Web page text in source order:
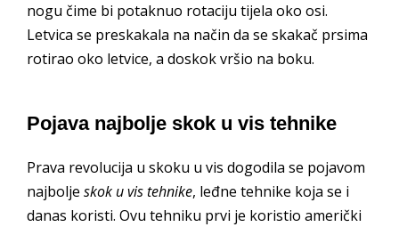
nogu čime bi potaknuo rotaciju tijela oko osi.
Letvica se preskakala na način da se skakač prsima
rotirao oko letvice, a doskok vršio na boku.
Pojava najbolje skok u vis tehnike
Prava revolucija u skoku u vis dogodila se pojavom
najbolje skok u vis tehnike, leđne tehnike koja se i
danas koristi. Ovu tehniku prvi je koristio američki